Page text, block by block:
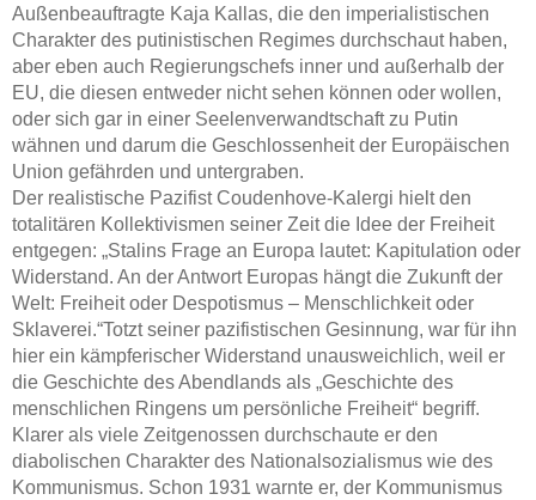
Außenbeauftragte Kaja Kallas, die den imperialistischen
Charakter des putinistischen Regimes durchschaut haben,
aber eben auch Regierungschefs inner und außerhalb der
EU, die diesen entweder nicht sehen können oder wollen,
oder sich gar in einer Seelenverwandtschaft zu Putin
wähnen und darum die Geschlossenheit der Europäischen
Union gefährden und untergraben.
Der realistische Pazifist Coudenhove-Kalergi hielt den
totalitären Kollektivismen seiner Zeit die Idee der Freiheit
entgegen: „Stalins Frage an Europa lautet: Kapitulation oder
Widerstand. An der Antwort Europas hängt die Zukunft der
Welt: Freiheit oder Despotismus – Menschlichkeit oder
Sklaverei.“Totzt seiner pazifistischen Gesinnung, war für ihn
hier ein kämpferischer Widerstand unausweichlich, weil er
die Geschichte des Abendlands als „Geschichte des
menschlichen Ringens um persönliche Freiheit“ begriff.
Klarer als viele Zeitgenossen durchschaute er den
diabolischen Charakter des Nationalsozialismus wie des
Kommunismus. Schon 1931 warnte er, der Kommunismus